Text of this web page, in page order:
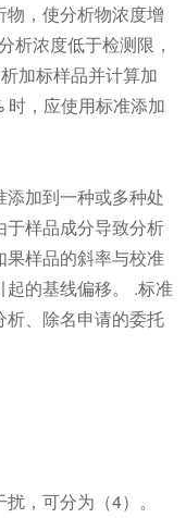
，使分析物浓度增
析浓度低于检测限，
加标样品并计算加
时，应使用标准添加
加到一种或多种处
样品成分导致分析
样品的斜率与校准
的基线偏移。 .标准
、除名申请的委托
，可分为（4）。